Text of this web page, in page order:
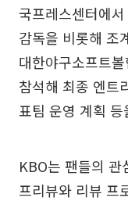
국프레스센터에
감독을 비롯해 조
대한야구소프트
참석해 최종 엔트
표팀 운영 계획
KBO는 팬들의 관
프리뷰와 리뷰 프